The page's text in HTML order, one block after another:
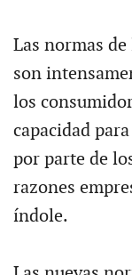
Las normas
son
los
capacidad
por parte de
razones
índole.